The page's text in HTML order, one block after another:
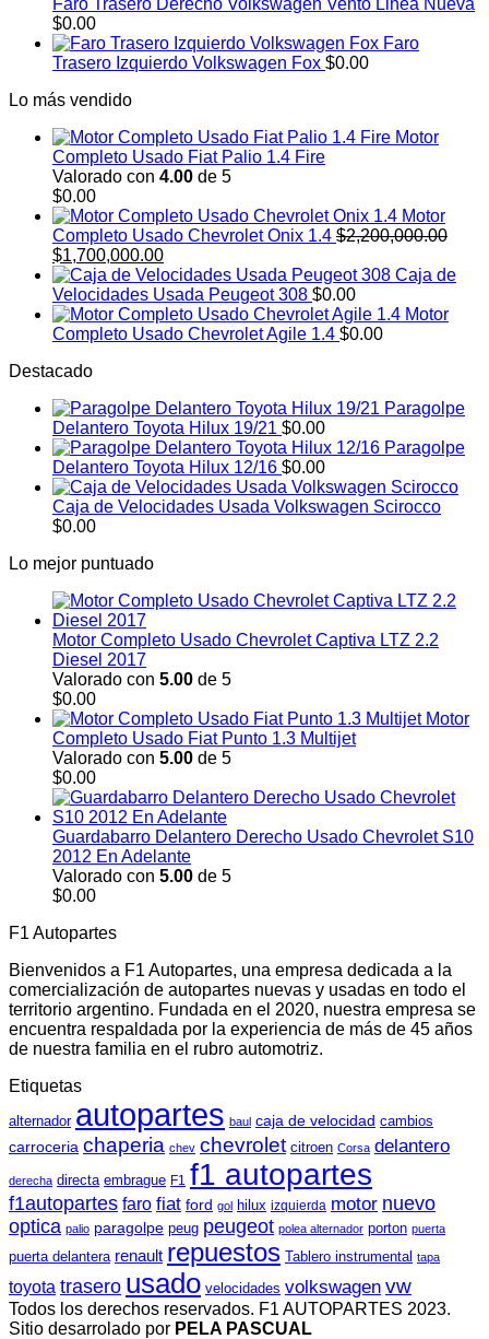
Faro Trasero Derecho Volkswagen Vento Linea Nueva
$0.00
Faro
Trasero Izquierdo Volkswagen Fox $0.00
Lo más vendido
Motor
Completo Usado Fiat Palio 1.4 Fire
Valorado con 4.00 de 5
$0.00
Motor
Completo Usado Chevrolet Onix 1.4 $2,200,000.00
El
precio
original
era:
$2,200,000.00.
$1,700,000.00El
precio
actual
es:
$1,700,000.00.
Caja de
Velocidades Usada Peugeot 308 $0.00
Motor
Completo Usado Chevrolet Agile 1.4 $0.00
Destacado
Paragolpe
Delantero Toyota Hilux 19/21 $0.00
Paragolpe
Delantero Toyota Hilux 12/16 $0.00
Caja de Velocidades Usada Volkswagen Scirocco
$0.00
Lo mejor puntuado
Motor Completo Usado Chevrolet Captiva LTZ 2.2
Diesel 2017
Valorado con 5.00 de 5
$0.00
Motor
Completo Usado Fiat Punto 1.3 Multijet
Valorado con 5.00 de 5
$0.00
Guardabarro Delantero Derecho Usado Chevrolet S10
2012 En Adelante
Valorado con 5.00 de 5
$0.00
F1 Autopartes
Bienvenidos a F1 Autopartes, una empresa dedicada a la
comercialización de autopartes nuevas y usadas en todo el
territorio argentino. Fundada en el 2020, nuestra empresa se
encuentra respaldada por la experiencia de más de 45 años
de nuestra familia en el rubro automotriz.
Etiquetas
alternador autopartes baul caja de velocidad cambios
carroceria chaperia chev chevrolet citroen Corsa delantero
derecha directa embrague F1 f1 autopartes
f1autopartes faro fiat ford gol hilux izquierda motor nuevo
optica palio paragolpe peug peugeot polea alternador porton puerta
puerta delantera renault repuestos Tablero instrumental tapa
toyota trasero usado velocidades volkswagen vw
Todos los derechos reservados. F1 AUTOPARTES 2023.
Sitio desarrolado por PELA PASCUAL